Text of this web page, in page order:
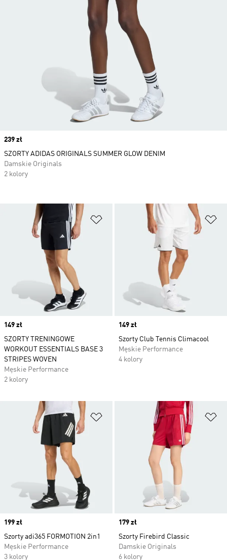
Dodaj do listy życzeń
Price
149 zł
SZORTY TRENINGOWE
WORKOUT ESSENTIALS BASE 3
STRIPES WOVEN
Męskie Performance
2 kolory
Price
149 zł
Szorty Club Tennis Climacool
Męskie Performance
4 kolory
Dodaj do listy życzeń
Price
199 zł
Szorty adi365 FORMOTION 2in1
Męskie Performance
3 kolory
Price
179 zł
Szorty Firebird Classic
Damskie Originals
6 kolory
Price
239 zł
SZORTY ADIDAS ORIGINALS SUMMER GLOW DENIM
Damskie Originals
2 kolory